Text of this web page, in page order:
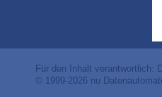
Für den Inhalt verantwortlich:
© 1999-2026 nu